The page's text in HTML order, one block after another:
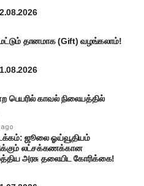
தானமாக (Gift) வழங்கலாம்!
பெயரில் காவல் நிலையத்தில்
ஜூலை ஓய்வூதியம்
லட்சக்கணக்கான
அரசு தலையிட கோரிக்கை!